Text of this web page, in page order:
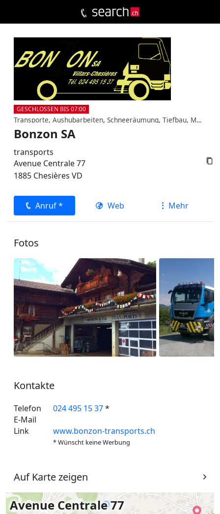
GESCHLOSSEN BIS 07:00
Transporte, Aushubarbeiten, Schneeräumung, Tiefbau, Muldenservice Muldentransport
Bonzon SA
transports

Avenue Centrale 77
1885 Chesières VD
Anruf * Web Mehr
Fotos
Kontakte
Telefon 024 495 15 37*
E-Mail
Link
www.bonzon-transports.ch
* Wünscht keine Werbung
Auf Karte zeigen
Avenue Centrale 77